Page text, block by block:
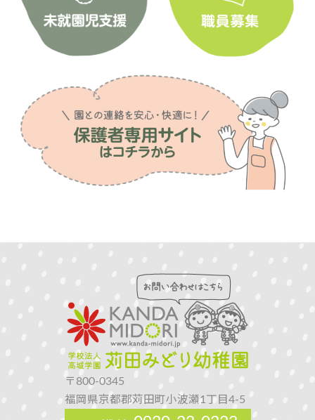
〒800-0345
福岡県京都郡苅田町小波瀬1丁目4-5